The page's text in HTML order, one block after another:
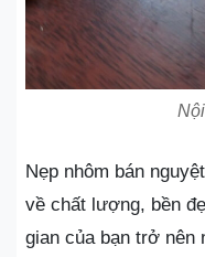
Nẹp nhôm bán
về chất lượng, bền
gian của bạn trở nên